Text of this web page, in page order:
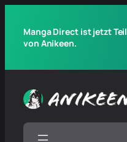
Manga Direct ist jetzt Teil
von Anikeen.